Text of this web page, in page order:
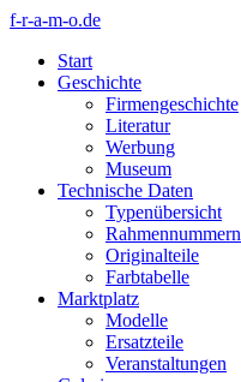
f-r-a-m-o.de
Start
Geschichte
Firmengeschichte
Literatur
Werbung
Museum
Technische Daten
Typenübersicht
Rahmennummern
Originalteile
Farbtabelle
Marktplatz
Modelle
Ersatzteile
Veranstaltungen